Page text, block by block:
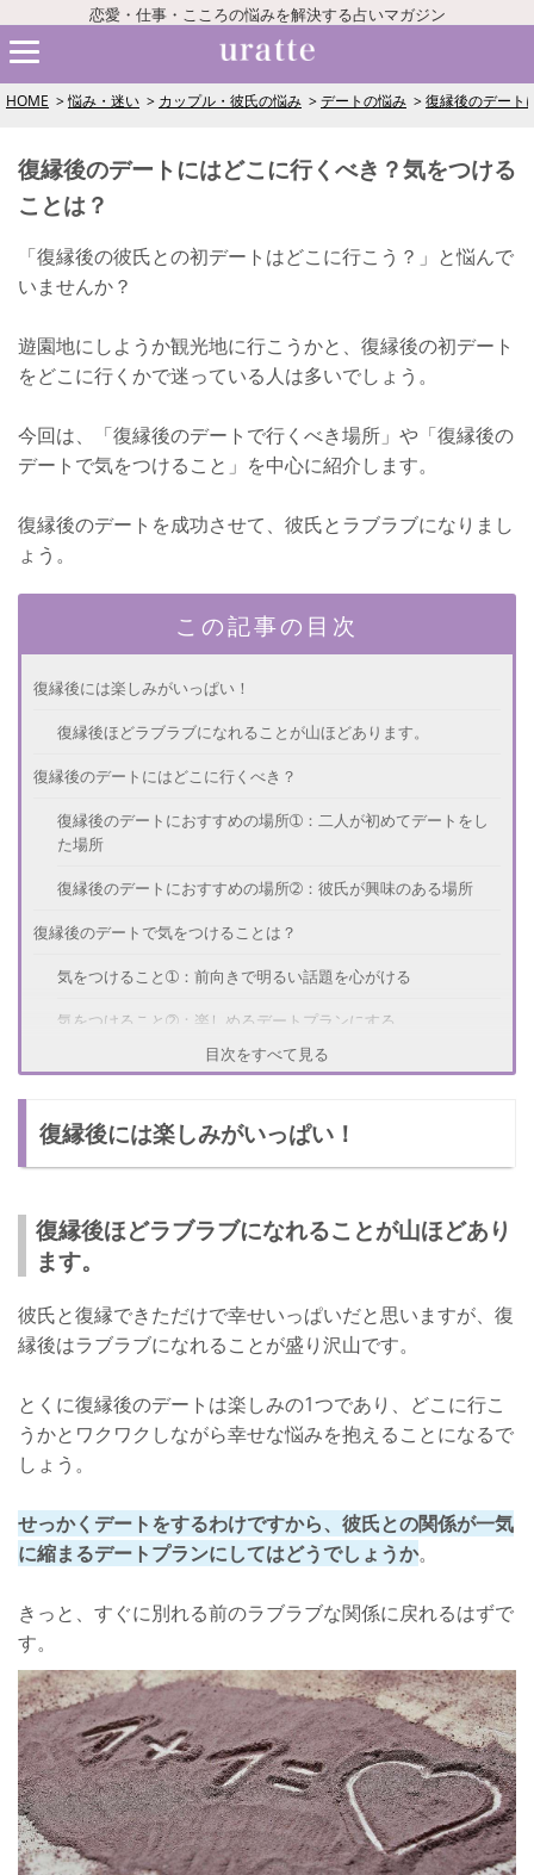
恋愛・仕事・こころの悩みを解決する占いマガジン
HOME 悩み・迷い カップル・彼氏の悩み デートの悩み 復縁後のデート
復縁後のデートにはどこに行くべき？気をつける
ことは？
「復縁後の彼氏との初デートはどこに行こう？」と悩んで
いませんか？
遊園地にしようか観光地に行こうかと、復縁後の初デート
をどこに行くかで迷っている人は多いでしょう。
今回は、「復縁後のデートで行くべき場所」や「復縁後の
デートで気をつけること」を中心に紹介します。
復縁後のデートを成功させて、彼氏とラブラブになりまし
ょう。
この記事の目次
復縁後には楽しみがいっぱい！
復縁後ほどラブラブになれることが山ほどあります。
復縁後のデートにはどこに行くべき？
復縁後のデートにおすすめの場所➀：二人が初めてデートをし
た場所
復縁後のデートにおすすめの場所➁：彼氏が興味のある場所
復縁後のデートで気をつけることは？
気をつけること➀：前向きで明るい話題を心がける
気をつけること➁：楽しめるデートプランにする
復縁後にラブラブな関係を保つポイント
ラブラブな関係を保つポイント➁：何事も焦らない
目次をすべて見る
復縁後には楽しみがいっぱい！
復縁後ほどラブラブになれることが山ほどあり
ます。
彼氏と復縁できただけで幸せいっぱいだと思いますが、復
縁後はラブラブになれることが盛り沢山です。
とくに復縁後のデートは楽しみの1つであり、どこに行こ
うかとワクワクしながら幸せな悩みを抱えることになるで
しょう。
せっかくデートをするわけですから、彼氏との関係が一気
に縮まるデートプランにしてはどうでしょうか。
きっと、すぐに別れる前のラブラブな関係に戻れるはずで
す。